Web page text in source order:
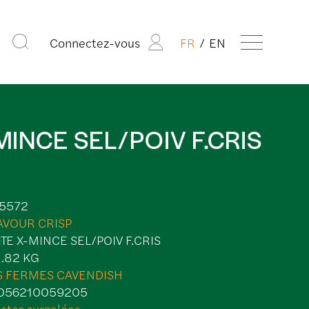
Connectez-vous FR EN
SEL/POIV F.CRIS
CRISP
X-MINCE SEL/POIV F.CRIS
KG
FERMES CAVENDISH